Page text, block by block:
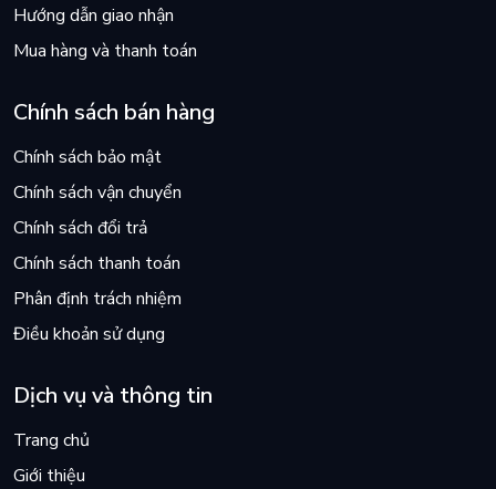
Hướng dẫn giao nhận
Mua hàng và thanh toán
Chính sách bán hàng
Chính sách bảo mật
Chính sách vận chuyển
Chính sách đổi trả
Chính sách thanh toán
Phân định trách nhiệm
Điều khoản sử dụng
Dịch vụ và thông tin
Trang chủ
Giới thiệu